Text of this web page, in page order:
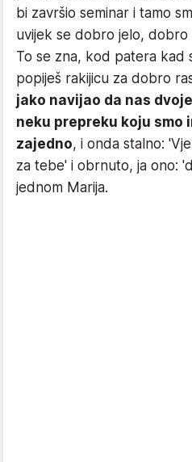
bi završio seminar i tamo
uvijek se dobro jelo, dobro
To se zna, kod patera kad
popiješ rakijicu za dobro
jako navijao da nas
neku prepreku koju smo
zajedno, i onda stalno:
za tebe' i obrnuto, ja ono:
jednom Marija.